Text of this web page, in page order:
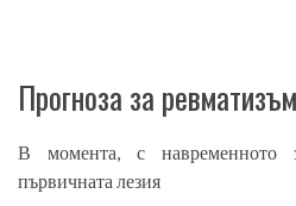
Прогноза за ревматизъм
В момента, с навременното
първичната лезия